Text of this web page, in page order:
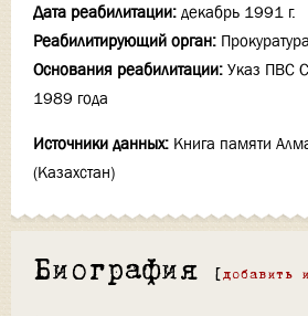
Дата реабилитации: декабрь 1991 г.
Реабилитирующий орган:
Основания реабилитации: Указ ПВС
1989 года
Источники данных: Книга памяти
(Казахстан)
Биография [ добавить